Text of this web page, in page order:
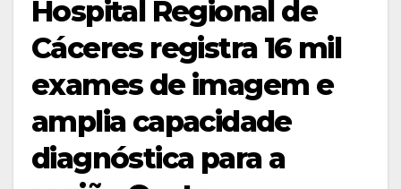
Hospital Regional de
Cáceres registra 16 mil
exames de imagem e
amplia capacidade
diagnóstica para a